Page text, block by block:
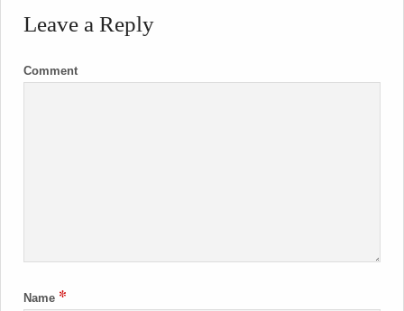
Leave a Reply
Comment
Name *